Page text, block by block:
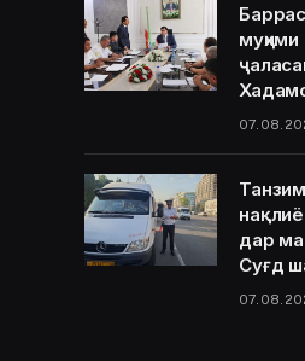
муҳими
дар
Суғд